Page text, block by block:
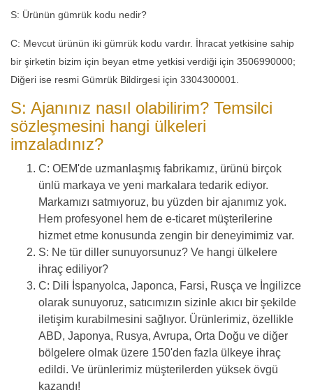
S: Ürünün gümrük kodu nedir?
C: Mevcut ürünün iki gümrük kodu vardır. İhracat yetkisine sahip
bir şirketin bizim için beyan etme yetkisi verdiği için 3506990000;
Diğeri ise resmi Gümrük Bildirgesi için 3304300001.
S: Ajanınız nasıl olabilirim? Temsilci
sözleşmesini hangi ülkeleri
imzaladınız?
C: OEM'de uzmanlaşmış fabrikamız, ürünü birçok
ünlü markaya ve yeni markalara tedarik ediyor.
Markamızı satmıyoruz, bu yüzden bir ajanımız yok.
Hem profesyonel hem de e-ticaret müşterilerine
hizmet etme konusunda zengin bir deneyimimiz var.
S: Ne tür diller sunuyorsunuz? Ve hangi ülkelere
ihraç ediliyor?
C: Dili İspanyolca, Japonca, Farsi, Rusça ve İngilizce
olarak sunuyoruz, satıcımızın sizinle akıcı bir şekilde
iletişim kurabilmesini sağlıyor. Ürünlerimiz, özellikle
ABD, Japonya, Rusya, Avrupa, Orta Doğu ve diğer
bölgelere olmak üzere 150'den fazla ülkeye ihraç
edildi. Ve ürünlerimiz müşterilerden yüksek övgü
kazandı!